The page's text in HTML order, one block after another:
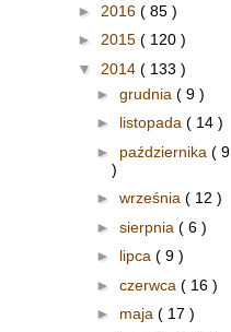
► 2016 ( 85 )
► 2015 ( 120 )
▼ 2014 ( 133 )
► grudnia ( 9 )
► listopada ( 14 )
► października ( 9
)
► września ( 12 )
► sierpnia ( 6 )
► lipca ( 9 )
► czerwca ( 16 )
► maja ( 17 )